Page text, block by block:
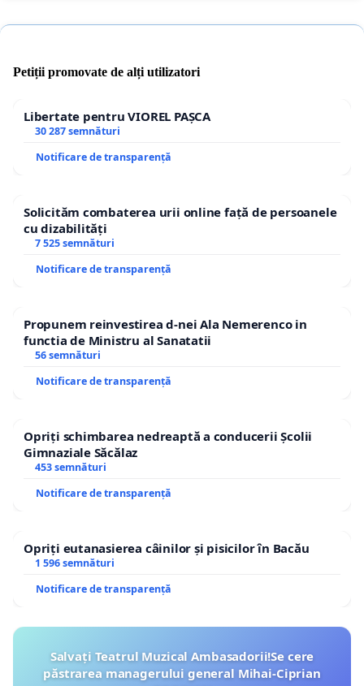
Petiții promovate de alți utilizatori
Libertate pentru VIOREL PAȘCA
30 287 semnături
Notificare de transparență
Solicităm combaterea urii online față de persoanele
cu dizabilități
7 525 semnături
Notificare de transparență
Propunem reinvestirea d-nei Ala Nemerenco in
functia de Ministru al Sanatatii
56 semnături
Notificare de transparență
Opriți schimbarea nedreaptă a conducerii Școlii
Gimnaziale Săcălaz
453 semnături
Notificare de transparență
Opriți eutanasierea câinilor și pisicilor în Bacău
1 596 semnături
Notificare de transparență
Salvați Teatrul Muzical Ambasadorii!Se cere
păstrarea managerului general Mihai-Ciprian